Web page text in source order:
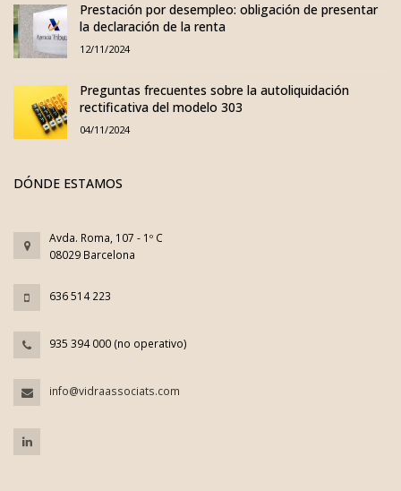
Prestación por desempleo: obligación de presentar
la declaración de la renta
12/11/2024
Preguntas frecuentes sobre la autoliquidación
rectificativa del modelo 303
04/11/2024
DÓNDE ESTAMOS
Avda. Roma, 107 - 1º C
08029 Barcelona
636 514 223
935 394 000 (no operativo)
info@vidraassociats.com